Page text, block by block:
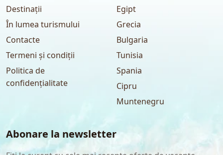
Destinații
În lumea turismului
Contacte
Termeni și condiții
Politica de
confidențialitate
Egipt
Grecia
Bulgaria
Tunisia
Spania
Cipru
Muntenegru
Abonare la newsletter